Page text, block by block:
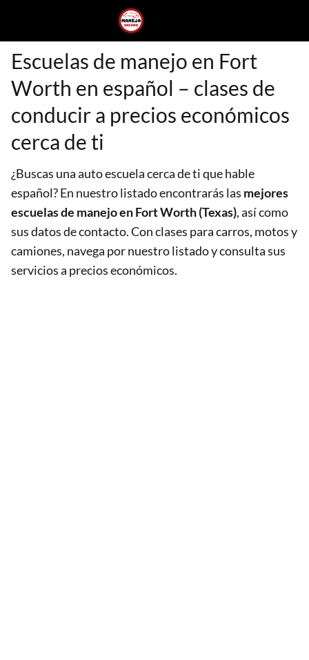
Escuelas de manejo en Fort
Worth en español – clases de
conducir a precios económicos
cerca de ti
¿Buscas una auto escuela cerca de ti que hable
español? En nuestro listado encontrarás las mejores
escuelas de manejo en Fort Worth (Texas), así como
sus datos de contacto. Con clases para carros, motos y
camiones, navega por nuestro listado y consulta sus
servicios a precios económicos.